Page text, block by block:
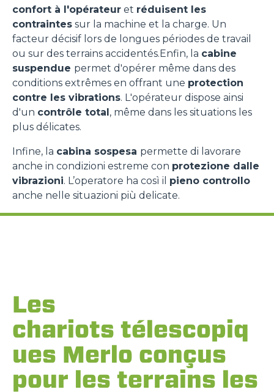
confort à l'opérateur et réduisent les
contraintes sur la machine et la charge. Un
facteur décisif lors de longues périodes de travail
ou sur des terrains accidentés.Enfin, la cabine
suspendue permet d'opérer même dans des
conditions extrêmes en offrant une protection
contre les vibrations. L'opérateur dispose ainsi
d'un contrôle total, même dans les situations les
plus délicates.
Infine, la cabina sospesa permette di lavorare
anche in condizioni estreme con protezione dalle
vibrazioni. L’operatore ha così il pieno controllo
anche nelle situazioni più delicate.
Les
chariots télescopiq
ues Merlo conçus
pour les terrains les